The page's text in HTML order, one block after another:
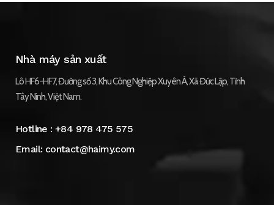
Nhà máy sản xuất
Lô HF6-HF7, Đường số 3, Khu Công Nghiệp Xuyên Á, Xã Đức Lập, Tỉnh
Tây Ninh, Việt Nam.
Hotline :+84 978 475 575
Email: contact@haimy.com